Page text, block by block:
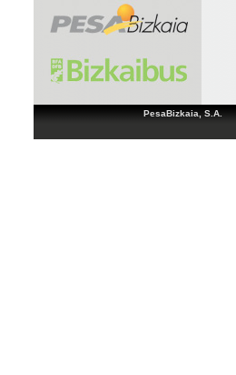
PesaBizkaia, S.A.